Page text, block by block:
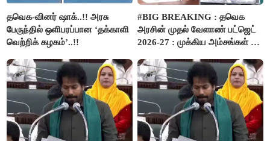
தவெக-வினர் ஷாக்..!! அரசு
பேருந்தில் ஒளிபரப்பான ‘தக்காளி
வெற்றிக் கழகம்’..!!
#BIG BREAKING : தவெக
அரசின் முதல் வேளாண் பட்ஜெட்
2026-27 : முக்கிய அம்சங்கள் ஓர்